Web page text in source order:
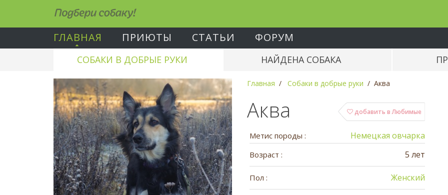
Подбери собаку!
ГЛАВНАЯ ПРИЮТЫ СТАТЬИ ФОРУМ
СОБАКИ В ДОБРЫЕ РУКИ НАЙДЕНА СОБАКА
Главная Собаки в добрые руки Аква
добавить в Любимые
Аква
Метис породы : Немецкая овчарка
Возраст : 5 лет
Пол : Женский